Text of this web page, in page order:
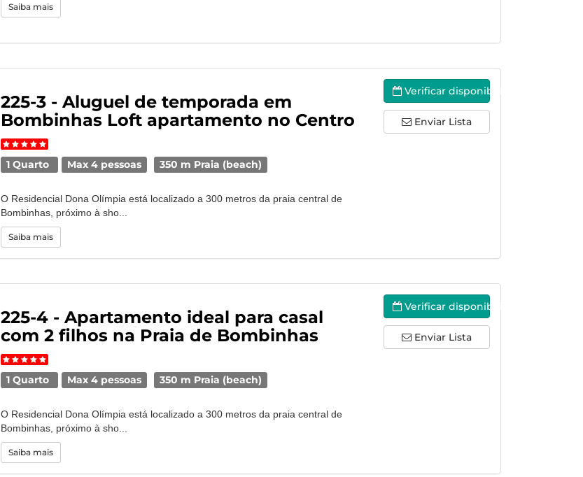
Saiba mais
225-3 - Aluguel de temporada em
Bombinhas Loft apartamento no Centro
1 Quarto Max 4 pessoas 350 m Praia (beach)
O Residencial Dona Olímpia está localizado a 300 metros da praia central de
Bombinhas, próximo à sho...
Saiba mais
Verificar disponibilidade
Enviar Lista
225-4 - Apartamento ideal para casal
com 2 filhos na Praia de Bombinhas
1 Quarto Max 4 pessoas 350 m Praia (beach)
O Residencial Dona Olímpia está localizado a 300 metros da praia central de
Bombinhas, próximo à sho...
Saiba mais
Verificar disponibilidade
Enviar Lista